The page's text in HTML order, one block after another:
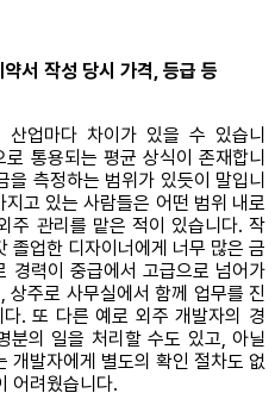
서 작성 당시 가격, 등급 등
업마다 차이가 있을 수 있습니
통용되는 평균 상식이 존재합니
을 측정하는 범위가 있듯이 말입니
고 있는 사람들은 어떤 범위 내로
주 관리를 맡은 적이 있습니다. 작
졸업한 디자이너에게 너무 많은 금
경력이 중급에서 고급으로 넘어가
주로 사무실에서 함께 업무를 진
. 또 다른 예로 외주 개발자의 경
분의 일을 처리할 수도 있고, 아닐
개발자에게 별도의 확인 절차도 없
어려웠습니다.